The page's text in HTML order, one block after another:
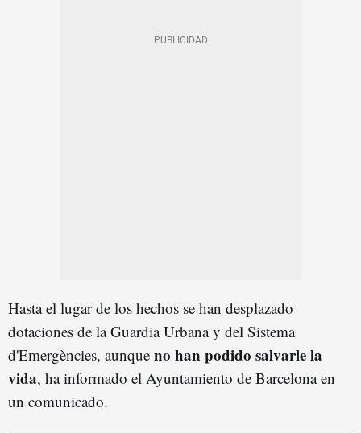
Hasta el lugar de los hechos se han desplazado
dotaciones de la Guardia Urbana y del Sistema
d'Emergències, aunque no han podido salvarle la
vida, ha informado el Ayuntamiento de Barcelona en
un comunicado.